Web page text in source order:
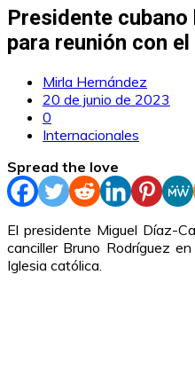
Presidente
para reunión con
Mirla Hernández
20 de junio de 2023
0
Internacionales
Spread the love
El presidente Miguel Díaz-
canciller Bruno Rodríguez
Iglesia católica.